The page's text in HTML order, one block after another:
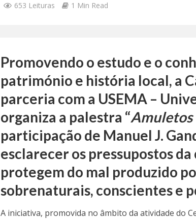
653 Leituras 1 Min Read
Promovendo o estudo e o
património e história local, a
parceria com a USEMA –
organiza a palestra “Amuletos
participação de Manuel J.
esclarecer os pressupostos
protegem do mal produzido
sobrenaturais, conscientes e
A iniciativa, promovida no âmbito da atividade do